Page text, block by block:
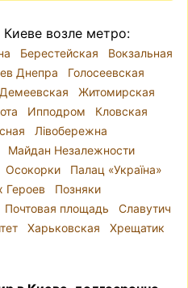
районов. Река Днепр
Голосеевский,
Подольский,
и
на правом берегу, а
и Днепровский — на
места для аренды
на
в себя варианты
и класса жилья.
район включает
возле метро:
Берестейская
Вокзальная
Днепра
Голосеевская
Демеевская
Житомирская
Ипподром
Кловская
Лівобережна
Майдан Незалежности
Осокорки
Палац «Україна»
Героев
Позняки
Почтовая площадь
Славутич
Харьковская
Хрещатик